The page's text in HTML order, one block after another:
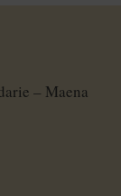
– Maena